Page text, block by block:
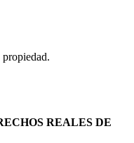
REALES DE